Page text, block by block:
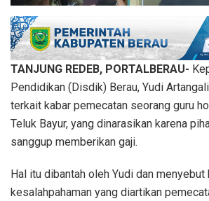
TANJUNG REDEB, PORTALBERAU-
Pendidikan (Disdik) Berau, Yudi
terkait kabar pemecatan seorang guru
Teluk Bayur, yang dinarasikan karena
sanggup memberikan gaji.
Hal itu dibantah oleh Yudi dan menyebut
kesalahpahaman yang diartikan